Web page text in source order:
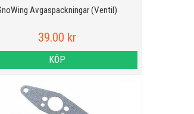
Avgaspackningar (Ventil)
39.00 kr
KÖP